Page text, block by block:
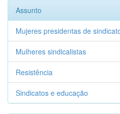
Assunto
Mujeres presidentas de
Mulheres sindicalistas
Resistência
Sindicatos e educação